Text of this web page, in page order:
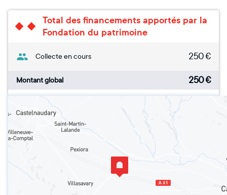
Total des financements apportés par la
Fondation du patrimoine
Collecte en cours 250€
Montant global 250€